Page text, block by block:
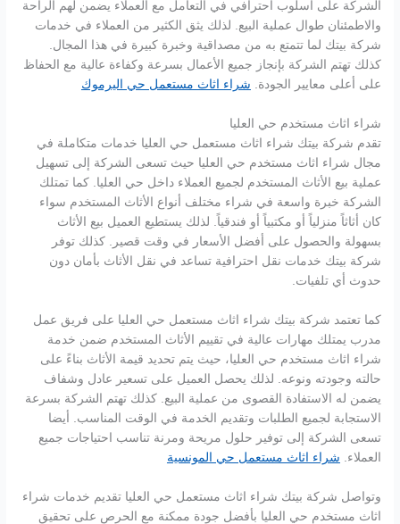
الشركة على أسلوب احترافي في التعامل مع العملاء يضمن لهم الراحة
والاطمئنان طوال عملية البيع. لذلك يثق الكثير من العملاء في خدمات
شركة بيتك لما تتمتع به من مصداقية وخبرة كبيرة في هذا المجال.
كذلك تهتم الشركة بإنجاز جميع الأعمال بسرعة وكفاءة عالية مع الحفاظ
على أعلى معايير الجودة. شراء اثاث مستعمل حي اليرموك
شراء اثاث مستخدم حي العليا
تقدم شركة بيتك شراء اثاث مستعمل حي العليا خدمات متكاملة في
مجال شراء اثاث مستخدم حي العليا حيث تسعى الشركة إلى تسهيل
عملية بيع الأثاث المستخدم لجميع العملاء داخل حي العليا. كما تمتلك
الشركة خبرة واسعة في شراء مختلف أنواع الأثاث المستخدم سواء
كان أثاثاً منزلياً أو مكتبياً أو فندقياً. لذلك يستطيع العميل بيع الأثاث
بسهولة والحصول على أفضل الأسعار في وقت قصير. كذلك توفر
شركة بيتك خدمات نقل احترافية تساعد في نقل الأثاث بأمان دون
حدوث أي تلفيات.
كما تعتمد شركة بيتك شراء اثاث مستعمل حي العليا على فريق عمل
مدرب يمتلك مهارات عالية في تقييم الأثاث المستخدم ضمن خدمة
شراء اثاث مستخدم حي العليا، حيث يتم تحديد قيمة الأثاث بناءً على
حالته وجودته ونوعه. لذلك يحصل العميل على تسعير عادل وشفاف
يضمن له الاستفادة القصوى من عملية البيع. كذلك تهتم الشركة بسرعة
الاستجابة لجميع الطلبات وتقديم الخدمة في الوقت المناسب. أيضا
تسعى الشركة إلى توفير حلول مريحة ومرنة تناسب احتياجات جميع
العملاء. شراء اثاث مستعمل حي المونسية
وتواصل شركة بيتك شراء اثاث مستعمل حي العليا تقديم خدمات شراء
اثاث مستخدم حي العليا بأفضل جودة ممكنة مع الحرص على تحقيق